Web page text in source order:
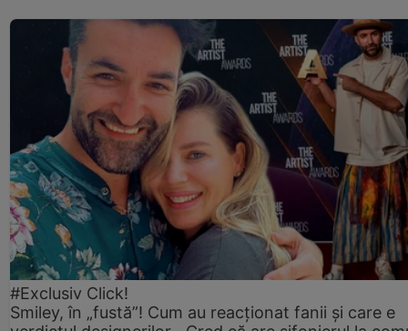
#Exclusiv Click!
Smiley, în „fustă”! Cum au reacționat fanii și care e